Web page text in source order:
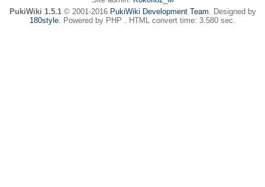
PukiWiki 1.5.1© 2001-2016 PukiWiki Development Team. Designed by
180style. Powered by PHP . HTML convert time: 3.580 sec.